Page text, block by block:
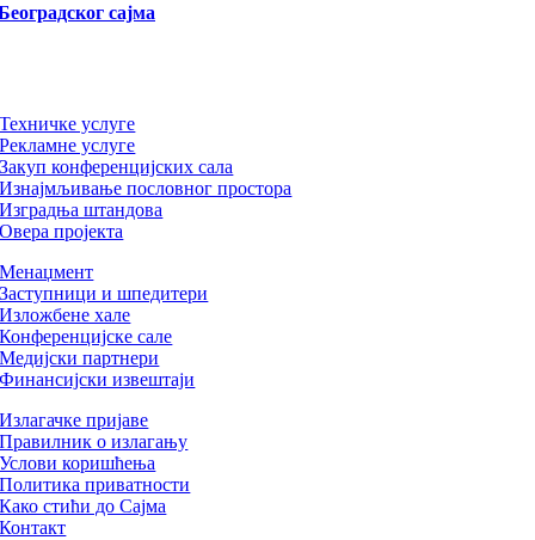
сајма
Техничке услуге
Рекламне услуге
Закуп конференцијских сала
Изнајмљивање пословног простора
Изградња штандова
Овера пројекта
Менаџмент
Заступници и шпедитери
Изложбене хале
Конференцијске сале
Медијски партнери
Финансијски извештаји
Излагачке пријаве
Правилник о излагању
Услови коришћења
Политика приватности
Како стићи до Сајма
Контакт